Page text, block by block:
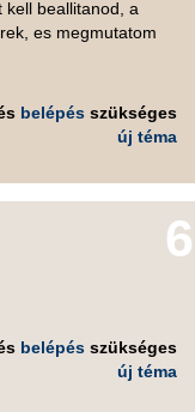
kell beallitanod, a
es megmutatom
belépésszükséges
új téma
6
belépésszükséges
új téma